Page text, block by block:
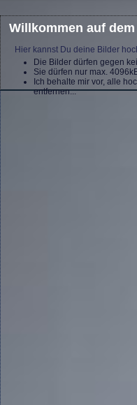
Willkommen auf
Hier kannst Du deine Bilder
Die Bilder dürfen gegen
Sie dürfen nur max.
Ich behalte mir vor, alle
entfernen...